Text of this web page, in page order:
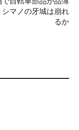
マノの牙城は崩れ
るか